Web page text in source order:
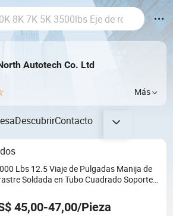
Autotech Co. Ltd
Más
DescubrirContacto
Lbs 12.5 Viaje de Pulgadas Manija de
Soldada en Tubo Cuadrado Soporte
45,00-47,00/Pieza